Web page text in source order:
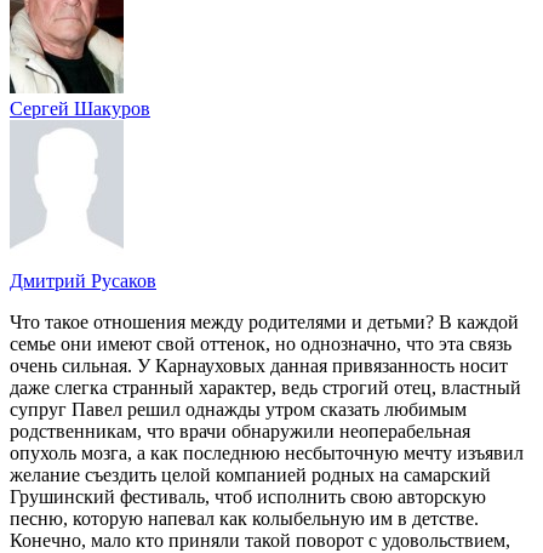
Сергей Шакуров
Дмитрий Русаков
Что такое отношения между родителями и детьми? В каждой
семье они имеют свой оттенок, но однозначно, что эта связь
очень сильная. У Карнауховых данная привязанность носит
даже слегка странный характер, ведь строгий отец, властный
супруг Павел решил однажды утром сказать любимым
родственникам, что врачи обнаружили неоперабельная
опухоль мозга, а как последнюю несбыточную мечту изъявил
желание съездить целой компанией родных на самарский
Грушинский фестиваль, чтоб исполнить свою авторскую
песню, которую напевал как колыбельную им в детстве.
Конечно, мало кто приняли такой поворот с удовольствием,